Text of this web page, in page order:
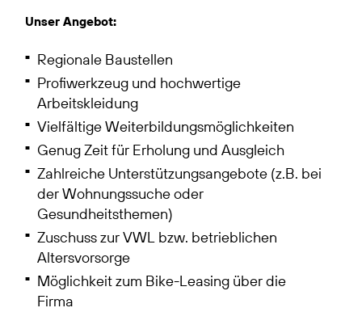
Unser Angebot:
Regionale Baustellen
Profiwerkzeug und hochwertige
Arbeitskleidung
Vielfältige Weiterbildungsmöglichkeiten
Genug Zeit für Erholung und Ausgleich
Zahlreiche Unterstützungsangebote (z.B. bei
der Wohnungssuche oder
Gesundheitsthemen)
Zuschuss zur VWL bzw. betrieblichen
Altersvorsorge
Möglichkeit zum Bike-Leasing über die
Firma